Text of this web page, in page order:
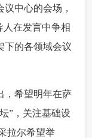
数据
返回PC
中心的会场，
人在发言中争相
下的各领域会议
希望明年在萨
”，关注基础设
拉尔希望举